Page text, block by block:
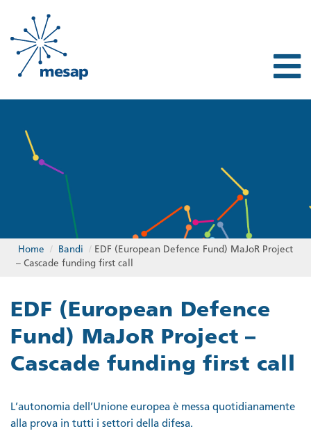
Home / Bandi / EDF (European Defence Fund) MaJoR Project
– Cascade funding first call
EDF (European Defence
Fund) MaJoR Project –
Cascade funding first call
L’autonomia dell’Unione europea è messa quotidianamente
alla prova in tutti i settori della difesa.